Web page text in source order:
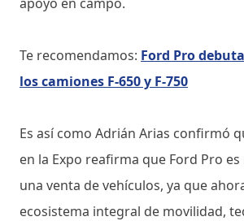
Te recomendamos: Ford Pro
los camiones F-650 y F-750
Es así como Adrián Arias confirmó
en la Expo reafirma que Ford Pro
una venta de vehículos, ya que
ecosistema integral de movilidad,